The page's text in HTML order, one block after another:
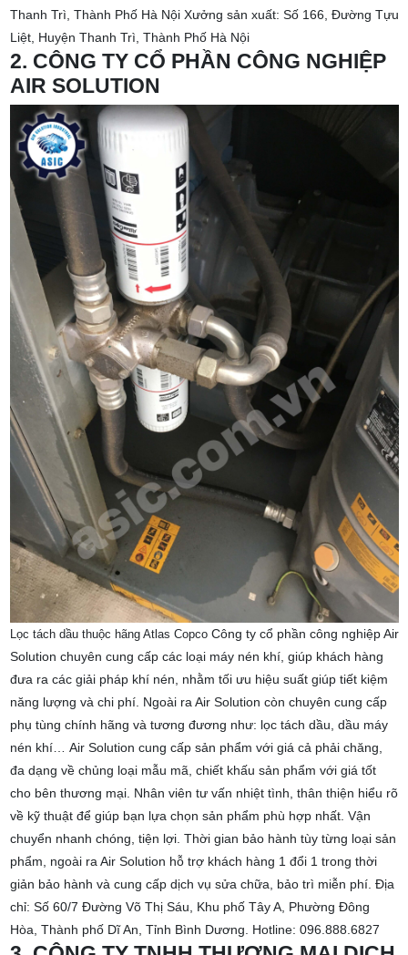
Thanh Trì, Thành Phố Hà Nội Xưởng sản xuất: Số 166, Đường Tựu
Liệt, Huyện Thanh Trì, Thành Phố Hà Nội
2. CÔNG TY CỔ PHẦN CÔNG NGHIỆP
AIR SOLUTION
Lọc tách dầu thuộc hãng Atlas Copco Công ty cổ phần công nghiệp Air
Solution chuyên cung cấp các loại máy nén khí, giúp khách hàng
đưa ra các giải pháp khí nén, nhằm tối ưu hiệu suất giúp tiết kiệm
năng lượng và chi phí. Ngoài ra Air Solution còn chuyên cung cấp
phụ tùng chính hãng và tương đương như: lọc tách dầu, dầu máy
nén khí… Air Solution cung cấp sản phẩm với giá cả phải chăng,
đa dạng về chủng loại mẫu mã, chiết khấu sản phẩm với giá tốt
cho bên thương mại. Nhân viên tư vấn nhiệt tình, thân thiện hiểu rõ
về kỹ thuật để giúp bạn lựa chọn sản phẩm phù hợp nhất. Vận
chuyển nhanh chóng, tiện lợi. Thời gian bảo hành tùy từng loại sản
phẩm, ngoài ra Air Solution hỗ trợ khách hàng 1 đổi 1 trong thời
giản bảo hành và cung cấp dịch vụ sửa chữa, bảo trì miễn phí. Địa
chỉ: Số 60/7 Đường Võ Thị Sáu, Khu phố Tây A, Phường Đông
Hòa, Thành phố Dĩ An, Tỉnh Bình Dương. Hotline: 096.888.6827